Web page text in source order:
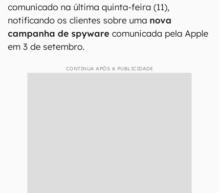
comunicado na última quinta-feira (11),
notificando os clientes sobre uma nova
campanha de spyware comunicada pela Apple
em 3 de setembro.
CONTINUA APÓS A PUBLICIDADE